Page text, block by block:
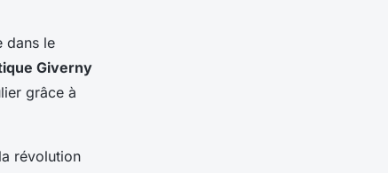
dans le
Giverny
grâce à
révolution